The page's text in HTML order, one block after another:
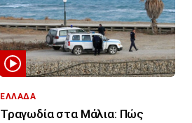
ΕΛΛΑΔΑ
Τραγωδία στα Μάλια: Πώς